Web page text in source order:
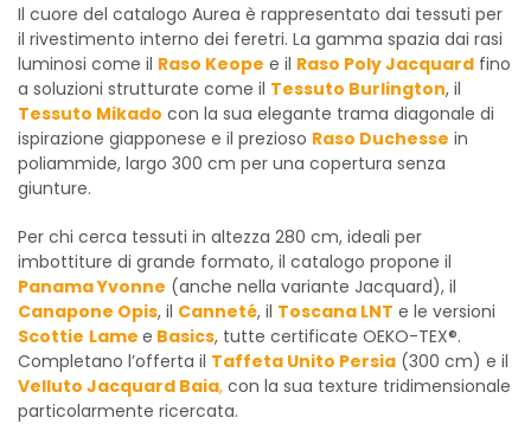
Il cuore del catalogo Aurea è rappresentato dai tessuti per
il rivestimento interno dei feretri. La gamma spazia dai rasi
luminosi come il Raso Keope e il Raso Poly Jacquard fino
a soluzioni strutturate come il Tessuto Burlington, il
Tessuto Mikado con la sua elegante trama diagonale di
ispirazione giapponese e il prezioso Raso Duchesse in
poliammide, largo 300 cm per una copertura senza
giunture.
Per chi cerca tessuti in altezza 280 cm, ideali per
imbottiture di grande formato, il catalogo propone il
Panama Yvonne (anche nella variante Jacquard), il
Canapone Opis, il Canneté, il Toscana LNT e le versioni
Scottie Lame e Basics, tutte certificate OEKO-TEX®.
Completano l’offerta il Taffeta Unito Persia (300 cm) e il
Velluto Jacquard Baia, con la sua texture tridimensionale
particolarmente ricercata.